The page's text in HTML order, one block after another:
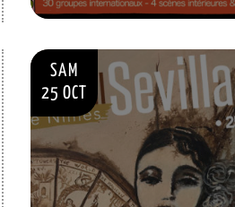
SAM
25 OCT